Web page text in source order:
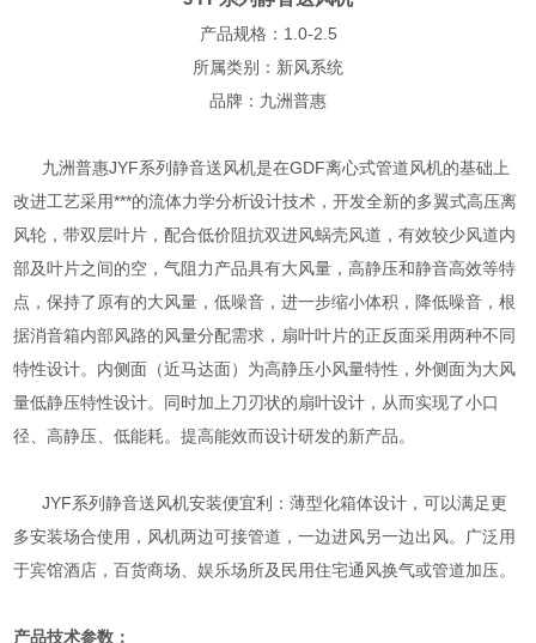
产品规格：1.0-2.5
所属类别：新风系统
品牌：九洲普惠
九洲普惠JYF系列静音送风机是在GDF离心式管道风机的基础上
改进工艺采用***的流体力学分析设计技术，开发全新的多翼式高压离
风轮，带双层叶片，配合低价阻抗双进风蜗壳风道，有效较少风道内
部及叶片之间的空，气阻力产品具有大风量，高静压和静音高效等特
点，保持了原有的大风量，低噪音，进一步缩小体积，降低噪音，根
据消音箱内部风路的风量分配需求，扇叶叶片的正反面采用两种不同
特性设计。内侧面（近马达面）为高静压小风量特性，外侧面为大风
量低静压特性设计。同时加上刀刃状的扇叶设计，从而实现了小口
径、高静压、低能耗。提高能效而设计研发的新产品。
JYF系列静音送风机安装便宜利：薄型化箱体设计，可以满足更
多安装场合使用，风机两边可接管道，一边进风另一边出风。广泛用
于宾馆酒店，百货商场、娱乐场所及民用住宅通风换气或管道加压。
产品技术参数：